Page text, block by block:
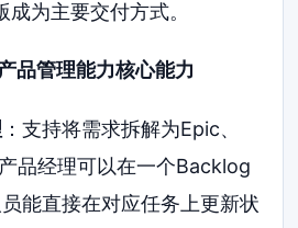
为主要交付方式。
品管理能力核心能力
：支持将需求拆解为Epic、
品经理可以在一个Backlog
能直接在对应任务上更新状